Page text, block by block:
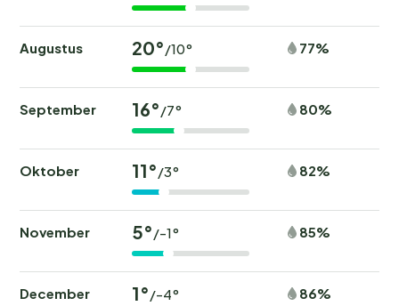
Augustus 20°/10° 77%
September 16°/7° 80%
Oktober 11°/3° 82%
November 5°/-1° 85%
December 1°/-4° 86%